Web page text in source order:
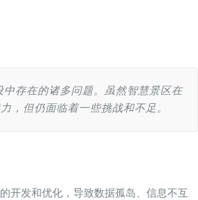
存在的诸多问题。虽然智慧景区在
，但仍面临着一些挑战和不足。
开发和优化，导致数据孤岛、信息不互